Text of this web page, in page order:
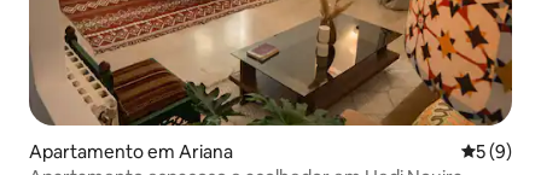
Apartamento em Ariana
5 (9)